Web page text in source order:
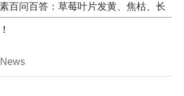
百问百答：草莓叶片发黄、焦枯、长
底怎么了？